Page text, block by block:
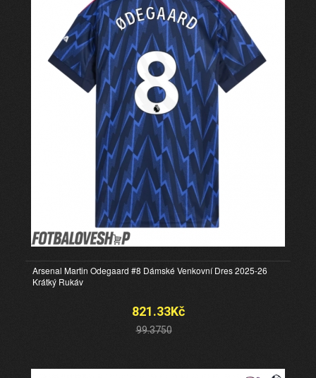
Arsenal Martin Odegaard #8 Dámské Venkovní Dres 2025-26
Krátký Rukáv
821.33Kč
99.3750